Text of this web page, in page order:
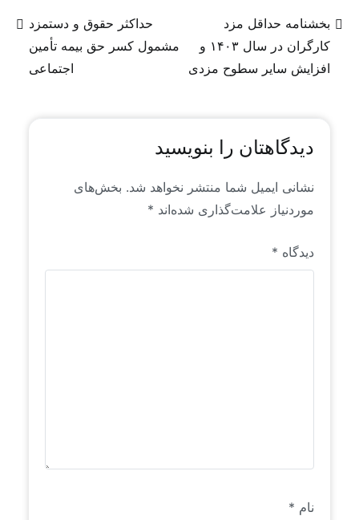
از روندها و سیگنال‌های موجود در فضای جهانی منابع
انسانی است که خاص رایان راهبرد است. این محتواها
برای اولین بار به زبان فارسی منتشر می‌شوند.
بخشنامه حداقل مزد
کارگران در سال ۱۴۰۳ و
افزایش سایر سطوح مزدی
حداکثر حقوق و دستمزد
مشمول کسر حق بیمه تأمین
اجتماعی
دیدگاهتان را بنویسید
نشانی ایمیل شما منتشر نخواهد شد. بخش‌های
موردنیاز علامت‌گذاری شده‌اند *
دیدگاه *
نام *